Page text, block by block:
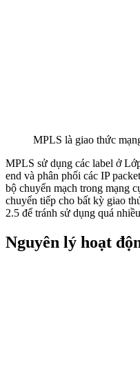
MPLS là giao thức
MPLS sử dụng các label ở
end và phân phối các IP
bộ chuyển mạch trong mạng
chuyển tiếp cho bất kỳ giao
2.5 để tránh sử dụng quá
Nguyên lý hoạt